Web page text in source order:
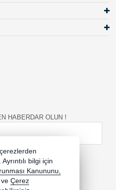
HABERDAR OLUN !
bilgi için
Kanununu,
ve Çerez